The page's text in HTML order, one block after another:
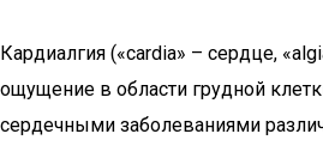
Кардиалгия («cardia» – сердце,
ощущение в области грудной
сердечными заболеваниями